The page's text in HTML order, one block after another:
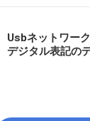
Usbネットワー
デジタル表記の